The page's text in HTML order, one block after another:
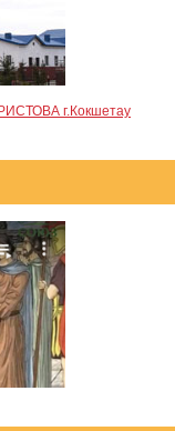
г.Кокшетау